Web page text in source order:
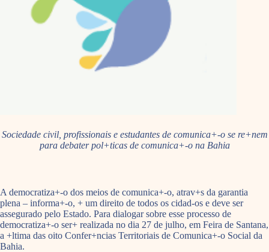
Sociedade civil, profissionais e estudantes de comunica+-o se re+nem
para debater pol+ticas de comunica+-o na Bahia
A democratiza+-o dos meios de comunica+-o, atrav+s da garantia
plena – informa+-o, + um direito de todos os cidad-os e deve ser
assegurado pelo Estado. Para dialogar sobre esse processo de
democratiza+-o ser+ realizada no dia 27 de julho, em Feira de Santana,
a +ltima das oito Confer+ncias Territoriais de Comunica+-o Social da
Bahia.